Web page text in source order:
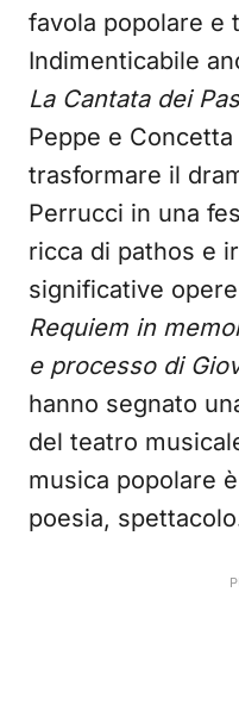
favola popolare e
Indimenticabile
La Cantata dei
Peppe e
trasformare il
Perrucci in una
ricca di pathos e
significative
Requiem in
e processo di
hanno segnato
del teatro
musica popolare
poesia,